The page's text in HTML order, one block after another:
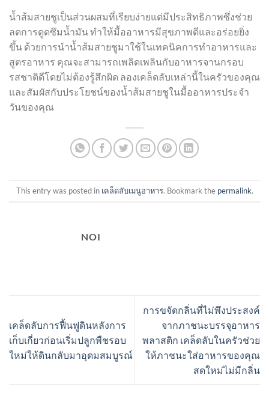
น้ำส้มสายชูเป็นส่วนผสมที่เรียบง่ายแต่มีประสิทธิภาพซึ่งช่วย
ลดการดูดซึมน้ำมัน ทำให้มื้ออาหารมีสุขภาพดีและอร่อยยิ่ง
ขึ้น ด้วยการนำน้ำส้มสายชูมาใช้ในเทคนิคการทำอาหารและ
สูตรอาหาร คุณจะสามารถเพลิดเพลินกับอาหารจานกรอบ
รสชาติดีโดยไม่ต้องรู้สึกผิด ลองเคล็ดลับเหล่านี้ในครัวของคุณ
และสัมผัสกับประโยชน์ของน้ำส้มสายชูในมื้ออาหารประจำ
วันของคุณ
This entry was posted in เคล็ดลับเมนูอาหาร. Bookmark the permalink.
NOI
เคล็ดลับการฟื้นฟูดินหลังการ
เก็บเกี่ยวก่อนเริ่มปลูกพืชรอบ
ใหม่ให้ดินกลับมาอุดมสมบูรณ์
การขจัดกลิ่นที่ไม่พึงประสงค์
จากภาชนะบรรจุอาหาร
พลาสติก เคล็ดลับในครัวช่วย
ให้ภาชนะใส่อาหารของคุณ
สดใหม่ไม่มีกลิ่น